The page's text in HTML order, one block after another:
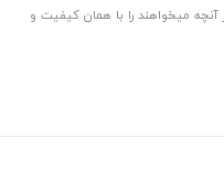
میخواهند را با همان کیفیت و